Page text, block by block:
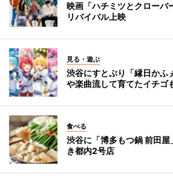
映画「ハチミツとクローバ
リバイバル上映
見る・遊ぶ
渋谷にすとぷり「縁日か
や楽曲流して育てたイチゴ
食べる
渋谷に「博多もつ鍋 前田
き都内2号店